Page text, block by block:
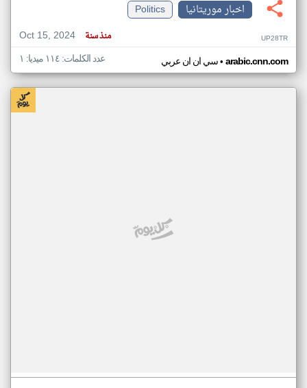
اخبار موريتانيا
Politics
Oct 15, 2024
منذ سنة UP28TR
سي ان ان عربي• arabic.cnn.com عدد الكلمات: ١١٤ ميديا: ١